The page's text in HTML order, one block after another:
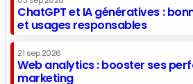
ChatGPT et IA génératives :
et usages responsables
21 sep 2026
Web analytics : booster ses
marketing